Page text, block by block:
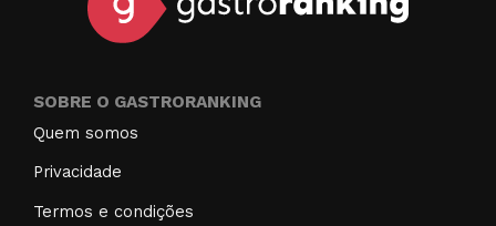
SOBRE O GASTRORANKING
Quem somos
Privacidade
Termos e condições